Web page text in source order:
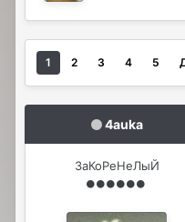
1 2 3 4 5
4auka
ЗаКоРеНеЛыЙ